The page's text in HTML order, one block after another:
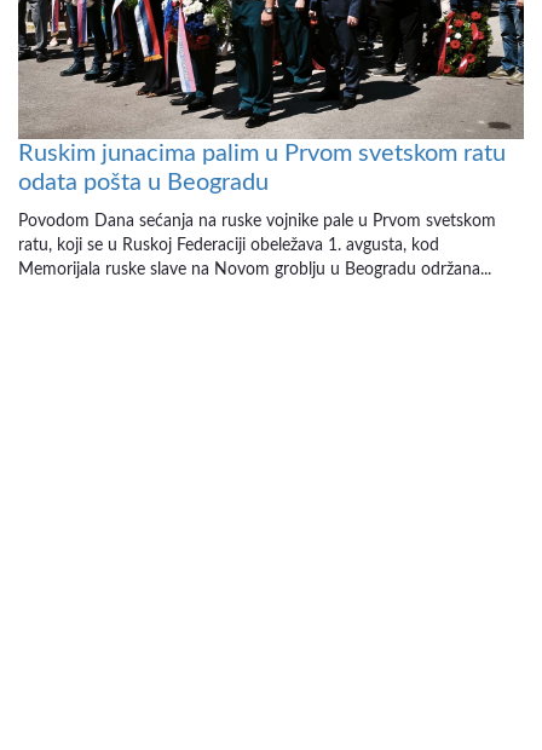
Ruskim junacima palim u Prvom svetskom ratu
odata pošta u Beogradu
Povodom Dana sećanja na ruske vojnike pale u Prvom svetskom
ratu, koji se u Ruskoj Federaciji obeležava 1. avgusta, kod
Memorijala ruske slave na Novom groblju u Beogradu održana...